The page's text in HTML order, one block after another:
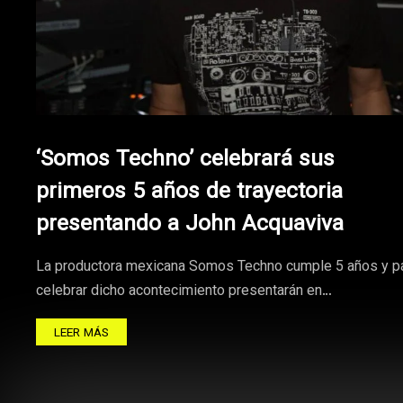
‘Somos Techno’ celebrará sus
primeros 5 años de trayectoria
presentando a John Acquaviva
La productora mexicana Somos Techno cumple 5 años y
celebrar dicho acontecimiento presentarán en…
LEER MÁS